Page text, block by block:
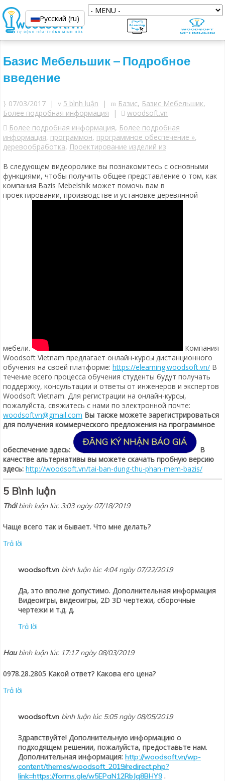
Базис Мебельшик – Подробное
введение
07/03/2017 | 5 bình luận | Базис, Базис Мебельшик,
Более подробная информация |
woodsoft.vn
Более подробная информация, Более подробная
информация, программон, программное обеспечение »,
деревообработка, Проектирование изделий из
В следующем видеоролике вы познакомитесь с основными
функциями, чтобы получить общее представление о том, как
компания Bazis Mebelshik может помочь вам в
проектировании, производстве и установке деревянной
мебели.
Компания
Woodsoft Vietnam предлагает онлайн-курсы дистанционного
обучения на своей платформе: https://elearning.woodsoft.vn/ В
течение всего процесса обучения студенты будут получать
поддержку, консультации и ответы от инженеров и экспертов
Woodsoft Vietnam. Для регистрации на онлайн-курсы,
пожалуйста, свяжитесь с нами по электронной почте:
woodsoftvn@gmail.com Вы также можете зарегистрироваться
для получения коммерческого предложения на программное
обеспечение здесь:
В
качестве альтернативы вы можете скачать пробную версию
здесь: http://woodsoft.vn/tai-ban-dung-thu-phan-mem-bazis/
5 Bình luận
Thái bình luận lúc 3:03 ngày 07/18/2019
Чаще всего так и бывает. Что мне делать?
Trả lời
woodsoft.vn bình luận lúc 4:04 ngày 07/22/2019
Да, это вполне допустимо. Дополнительная информация
Видеоигры, видеоигры, 2D 3D чертежи, сборочные
чертежи и т.д. д.
Trả lời
Hau bình luận lúc 17:17 ngày 08/03/2019
0978.28.2805 Какой ответ? Какова его цена?
Trả lời
woodsoft.vn bình luận lúc 5:05 ngày 08/05/2019
Здравствуйте! Дополнительную информацию о
подходящем решении, пожалуйста, предоставьте нам.
Дополнительная информация: http://woodsoft.vn/wp-
content/themes/woodsoft_2019/redirect.php?
link=https://forms.gle/w5EPaN12RbJq8BHY9 .
Русский (ru)